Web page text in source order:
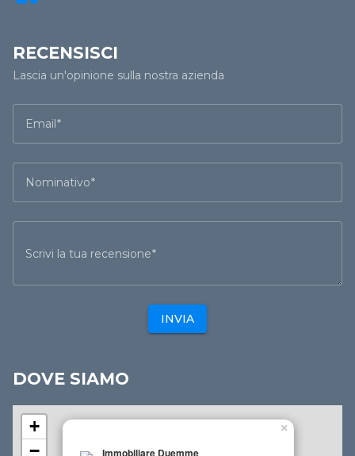
RECENSISCI
Lascia un'opinione sulla nostra azienda
Email
Nominativo
Scrivi la tua recensione
INVIA
DOVE SIAMO
Immobiliare Duemme
×
+
−